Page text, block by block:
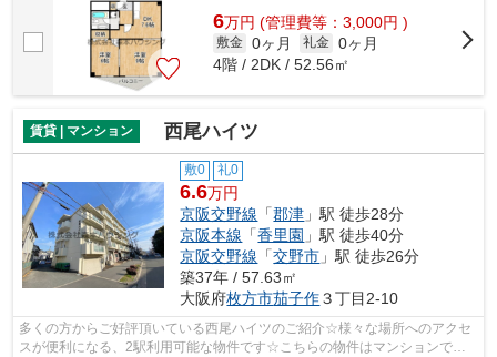
6万円 (管理費等：3,000円 )
敷金 0ヶ月 礼金 0ヶ月
4階 / 2DK / 52.56㎡
賃貸 | マンション 西尾ハイツ
敷0 礼0
6.6万円
京阪交野線 「郡津 」駅 徒歩28分
京阪本線 「香里園 」駅 徒歩40分
京阪交野線 「交野市 」駅 徒歩26分
築37年 / 57.63㎡
大阪府枚方市茄子作３丁目2-10
多くの方からご好評頂いている西尾ハイツのご紹介☆様々な場所へのアクセ
スが便利になる、2駅利用可能な物件です☆こちらの物件はマンションです